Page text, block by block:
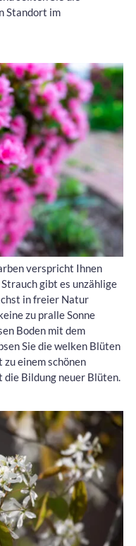
Standort im
verspricht Ihnen
gibt es unzählige
in freier Natur
zu pralle Sonne
Boden mit dem
Sie die welken Blüten
einem schönen
Bildung neuer Blüten.